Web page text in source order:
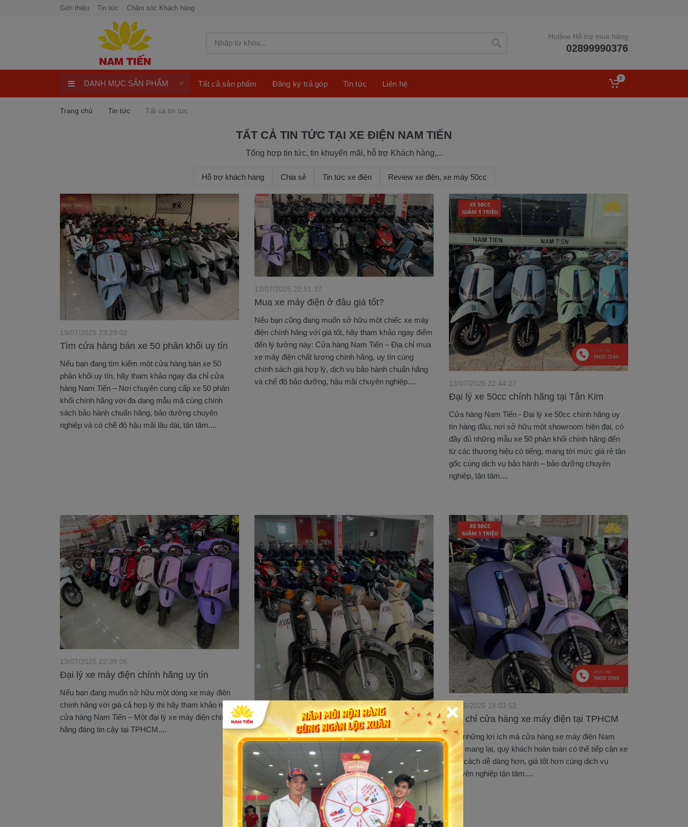
Giới thiệu Tin tức Chăm sóc Khách hàng
Hotline Hỗ trợ mua hàng
02899990376
Xe máy 50cc
Xe điện Honda
DANH MỤC SẢN PHẨM Tất cả sản phẩm Đăng ký trả góp Tin tức Liên hệ
0
Trang chủ Tin tức Tất cả tin tức
TẤT CẢ TIN TỨC TẠI XE ĐIỆN NAM TIẾN
Tổng hợp tin tức, tin khuyến mãi, hỗ trợ Khách hàng,...
Hỗ trợ khách hàng Chia sẻ Tin tức xe điện Review xe điện, xe máy 50cc
Tìm cửa hàng bán xe 50 phân khối uy tín
19/07/2025 23:29:02
Nếu bạn đang tìm kiếm một cửa hàng bán xe 50
phân khối uy tín, hãy tham khảo ngay địa chỉ cửa
hàng Nam Tiến – Nơi chuyên cung cấp xe 50 phân
khối chính hãng với đa dạng mẫu mã cùng chính
sách bảo hành chuẩn hãng, bảo dưỡng chuyên
nghiệp và có chế độ hậu mãi lâu dài, tận tâm....
Mua xe máy điện ở đâu giá tốt?
13/07/2025 22:51:37
Nếu bạn cũng đang muốn sở hữu một chiếc xe máy
điện chính hãng với giá tốt, hãy tham khảo ngay điểm
đến lý tưởng này: Cửa hàng Nam Tiến – Địa chỉ mua
xe máy điện chất lượng chính hãng, uy tín cùng
chính sách giá hợp lý, dịch vụ bảo hành chuẩn hãng
và chế độ bảo dưỡng, hậu mãi chuyên nghiệp....
Đại lý xe 50cc chính hãng tại Tân Kim
13/07/2025 22:44:27
Cửa hàng Nam Tiến - Đại lý xe 50cc chính hãng uy
tín hàng đầu, nơi sở hữu một showroom hiện đại, có
đầy đủ những mẫu xe 50 phân khối chính hãng đến
từ các thương hiệu có tiếng, mang tới mức giá rẻ tận
gốc cùng dịch vụ bảo hành – bảo dưỡng chuyên
nghiệp, tận tâm....
Đại lý xe máy điện chính hãng uy tín
13/07/2025 22:39:06
Nếu bạn đang muốn sở hữu một dòng xe máy điện
chính hãng với giá cả hợp lý thì hãy tham khảo ngay
cửa hàng Nam Tiến – Một đại lý xe máy điện chính
hãng đáng tin cậy tại TPHCM....
Tìm mua xe 50 phân khối tại Đồng Nai
28/06/2025 18:09:36
cửa hàng Nam Tiến – Đại lý xe máy 50 phân khối
đáng tin cậy hàng đầu, nơi mà khách hàng có thể
mua xe 50 phân khối chính hãng với giá rẻ tận gốc,
Địa chỉ cửa hàng xe máy điện tại TPHCM
28/06/2025 18:03:52
Với những lợi ích mà cửa hàng xe máy điện Nam
Tiến mang lại, quý khách hoàn toàn có thể tiếp cận xe
một cách dễ dàng hơn, giá tốt hơn cùng dịch vụ
chuyên nghiệp tận tâm....